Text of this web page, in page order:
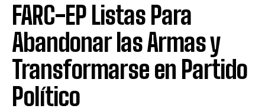
FARC-EP Listas Para
Abandonar las Armas y
Transformarse en Partido
Político